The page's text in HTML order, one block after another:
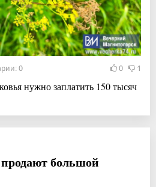
0 0 1
нужно заплатить 150 тысяч
большой